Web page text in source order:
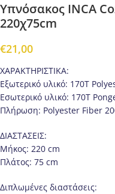
Υπνόσακος INCA
220χ75cm
€21,00
ΧΑΡΑΚΤΗΡΙΣΤΙΚΑ:
Εξωτερικό υλικό: 170T
Εσωτερικό υλικό: 170T
Πλήρωση: Polyester Fiber
ΔΙΑΣΤΑΣΕΙΣ:
Μήκος: 220 cm
Πλάτος: 75 cm
Διπλωμένες διαστάσεις: